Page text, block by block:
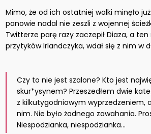
Mimo, że od ich ostatniej walki minęło
panowie nadal nie zeszli z wojennej
Twitterze parę razy zaczepił Diaza, a
przytyków Irlandczyka, wdał się z nim w
Czy to nie jest szalone? Kto jest
skur*ysynem? Przeszedłem dwie
z kilkutygodniowym wyprzedzeniem,
nim. Nie było żadnego zawahania.
Niespodzianka, niespodzianka…